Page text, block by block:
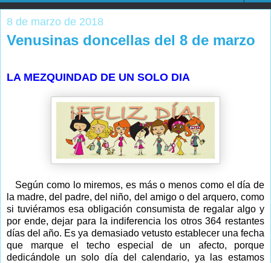
8 de marzo de 2018
Venusinas doncellas del 8 de marzo
LA MEZQUINDAD DE UN SOLO DIA
Según como lo miremos, es más o menos como el día de
la madre, del padre, del niño, del amigo o del arquero, como
si tuviéramos esa obligación consumista de regalar algo y
por ende, dejar para la indiferencia los otros 364 restantes
días del año. Es ya demasiado vetusto establecer una fecha
que marque el techo especial de un afecto, porque
dedicándole un solo día del calendario, ya las estamos